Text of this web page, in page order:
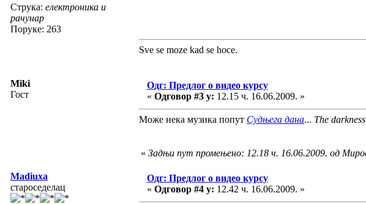
Струка: електроника и
рачунар
Поруке: 263
Sve se moze kad se hoce.
Miki
Гост
Одг: Предлог о видео курсу
« Одговор #3 у: 12.15 ч. 16.06.2009. »
Може нека музика попут Судњега дана... The
« Задњи пут промењено: 12.18 ч. 16.06.2009. од
Madiuxa
староседелац
Одг: Предлог о видео курсу
« Одговор #4 у: 12.42 ч. 16.06.2009. »